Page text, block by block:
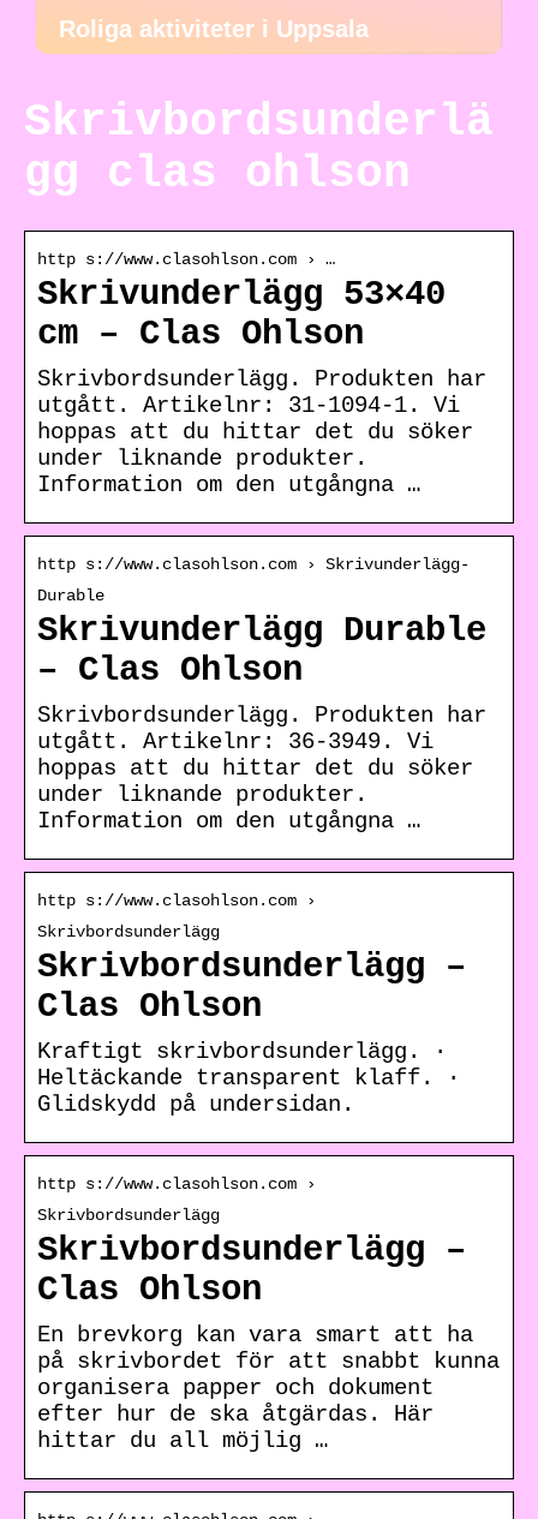
Roliga aktiviteter i Uppsala
Skrivbordsunderlä
gg clas ohlson
http s://www.clasohlson.com › …
Skrivunderlägg 53×40
cm – Clas Ohlson
Skrivbordsunderlägg. Produkten har
utgått. Artikelnr: 31-1094-1. Vi
hoppas att du hittar det du söker
under liknande produkter.
Information om den utgångna …
http s://www.clasohlson.com › Skrivunderlägg-
Durable
Skrivunderlägg Durable
– Clas Ohlson
Skrivbordsunderlägg. Produkten har
utgått. Artikelnr: 36-3949. Vi
hoppas att du hittar det du söker
under liknande produkter.
Information om den utgångna …
http s://www.clasohlson.com ›
Skrivbordsunderlägg
Skrivbordsunderlägg –
Clas Ohlson
Kraftigt skrivbordsunderlägg. ·
Heltäckande transparent klaff. ·
Glidskydd på undersidan.
http s://www.clasohlson.com ›
Skrivbordsunderlägg
Skrivbordsunderlägg –
Clas Ohlson
En brevkorg kan vara smart att ha
på skrivbordet för att snabbt kunna
organisera papper och dokument
efter hur de ska åtgärdas. Här
hittar du all möjlig …